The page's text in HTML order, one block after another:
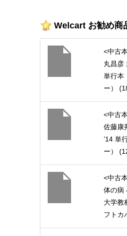
Welcart お勧め商
<中古
丸昌彦
単行本
ー）
<中古
佐藤康
’14 単
ー）
<中古
体の病
大学教
フトカ
ー）